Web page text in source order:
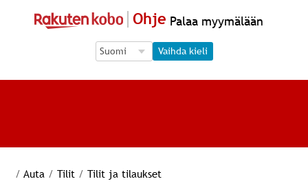
Ohje Palaa myymälään
Language Selection
Language Selection
Vaihda kieli
/ Auta / Tilit / Tilit ja tilaukset